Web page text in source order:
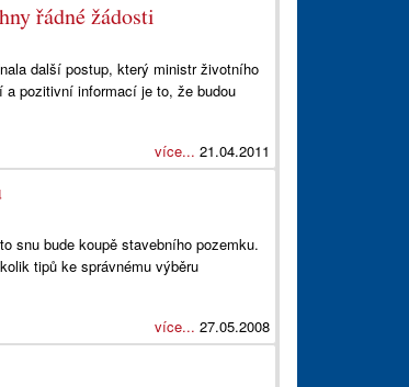
řádné žádosti
další postup, který ministr životního
a pozitivní informací je to, že budou
více... 21.04.2011
snu bude koupě stavebního pozemku.
tipů ke správnému výběru
více... 27.05.2008